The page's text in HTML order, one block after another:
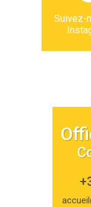
Suivez-